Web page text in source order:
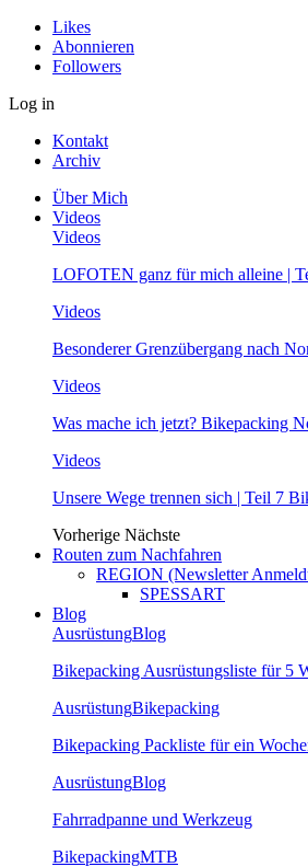
Likes
Abonnieren
Followers
Log in
Kontakt
Archiv
Über Mich
Videos
Videos
LOFOTEN ganz für mich alleine |
Videos
Besonderer Grenzübergang nach
Videos
Was mache ich jetzt? Bikepacking
Videos
Unsere Wege trennen sich | Teil 7
Vorherige Nächste
Routen zum Nachfahren
REGION (Newsletter
SPESSART
Blog
AusrüstungBlog
Bikepacking Ausrüstungsliste für 5
AusrüstungBikepacking
Bikepacking Packliste für ein
AusrüstungBlog
Fahrradpanne und Werkzeug
BikepackingMTB